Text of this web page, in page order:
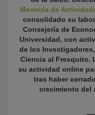
Memoria de
consolidado su
Consejería de
Universidad, con
de los
Ciencia al Fresquito.
su actividad online
tras haber
crecimiento del